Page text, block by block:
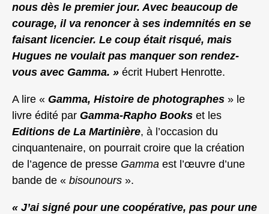
nous dès le premier jour. Avec beaucoup de
courage, il va renoncer à ses indemnités en se
faisant licencier. Le coup était risqué, mais
Hugues ne voulait pas manquer son rendez-
vous avec Gamma. » écrit Hubert Henrotte.
A lire « Gamma, Histoire de photographes » le
livre édité par Gamma-Rapho Books et les
Editions de La Martinière, à l’occasion du
cinquantenaire, on pourrait croire que la création
de l’agence de presse Gamma est l’œuvre d’une
bande de « bisounours ».
« J’ai signé pour une coopérative, pas pour une